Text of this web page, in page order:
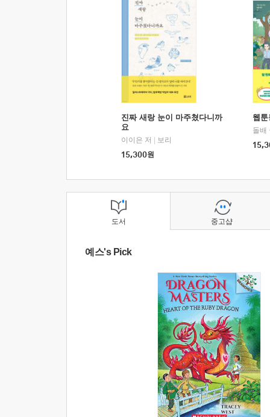
진짜 새랑 눈이 마주쳤다니까
요
이이은 저
보리
15,300원
웹
돌배
도서
예스's Pick
중고샵